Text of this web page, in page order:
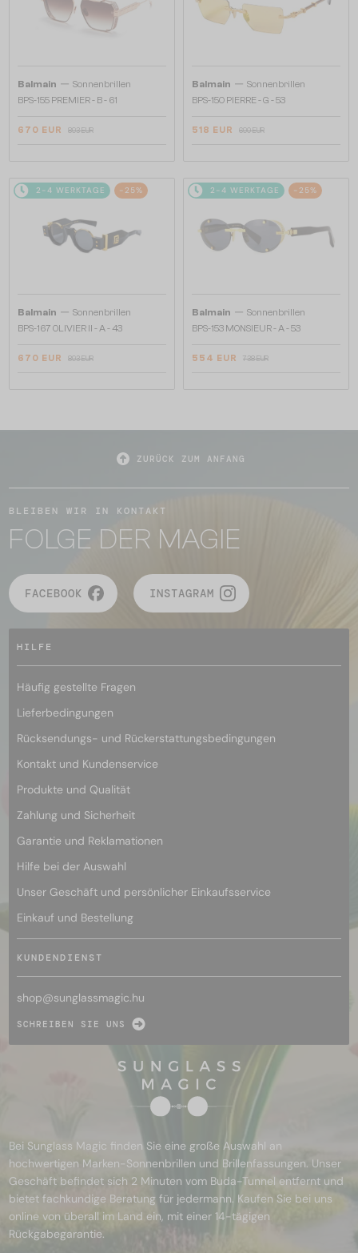
Balmain — Sonnenbrillen
BPS-155 PREMIER - B - 61
670 EUR 893 EUR
Balmain — Sonnenbrillen
BPS-150 PIERRE - G - 53
518 EUR 690 EUR
2-4 WERKTAGE -25%
Balmain — Sonnenbrillen
BPS-167 OLIVIER II - A - 43
670 EUR 893 EUR
2-4 WERKTAGE -25%
Balmain — Sonnenbrillen
BPS-153 MONSIEUR - A - 53
554 EUR 738 EUR
ZURÜCK ZUM ANFANG
BLEIBEN WIR IN KONTAKT
FOLGE DER MAGIE
FACEBOOK INSTAGRAM
HILFE
Häufig gestellte Fragen
Lieferbedingungen
Rücksendungs- und Rückerstattungsbedingungen
Kontakt und Kundenservice
Produkte und Qualität
Zahlung und Sicherheit
Garantie und Reklamationen
Hilfe bei der Auswahl
Unser Geschäft und persönlicher Einkaufsservice
Einkauf und Bestellung
KUNDENDIENST
shop@sunglassmagic.hu
SCHREIBEN SIE UNS
Bei Sunglass Magic finden Sie eine große Auswahl an
hochwertigen Marken-Sonnenbrillen und Brillenfassungen. Unser
Geschäft befindet sich 2 Minuten vom Buda-Tunnel entfernt und
bietet fachkundige Beratung für jedermann. Kaufen Sie bei uns
online von überall im Land ein, mit einer 14-tägigen
Rückgabegarantie.